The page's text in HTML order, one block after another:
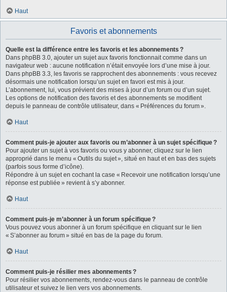
Haut
Favoris et abonnements
Quelle est la différence entre les favoris et les abonnements ?
Dans phpBB 3.0, ajouter un sujet aux favoris fonctionnait comme dans un
navigateur web : aucune notification n’était envoyée lors d’une mise à jour.
Dans phpBB 3.3, les favoris se rapprochent des abonnements : vous recevez
désormais une notification lorsqu’un sujet en favori est mis à jour.
L’abonnement, lui, vous prévient des mises à jour d’un forum ou d’un sujet.
Les options de notification des favoris et des abonnements se modifient
depuis le panneau de contrôle utilisateur, dans « Préférences du forum ».
Haut
Comment puis-je ajouter aux favoris ou m’abonner à un sujet spécifique ?
Pour ajouter un sujet à vos favoris ou vous y abonner, cliquez sur le lien
approprié dans le menu « Outils du sujet », situé en haut et en bas des sujets
(parfois sous forme d’icône).
Répondre à un sujet en cochant la case « Recevoir une notification lorsqu’une
réponse est publiée » revient à s’y abonner.
Haut
Comment puis-je m’abonner à un forum spécifique ?
Vous pouvez vous abonner à un forum spécifique en cliquant sur le lien
« S’abonner au forum » situé en bas de la page du forum.
Haut
Comment puis-je résilier mes abonnements ?
Pour résilier vos abonnements, rendez-vous dans le panneau de contrôle
utilisateur et suivez le lien vers vos abonnements.